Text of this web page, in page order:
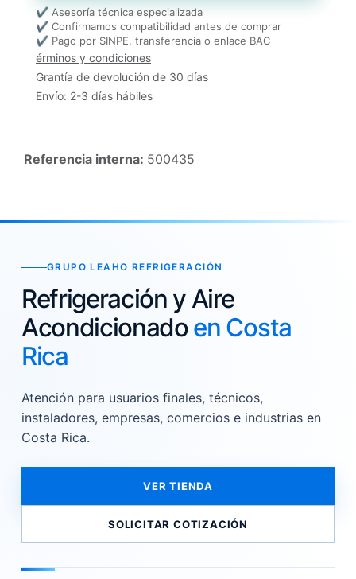
✔ Asesoría técnica especializada
✔ Confirmamos compatibilidad antes de comprar
✔ Pago por SINPE, transferencia o enlace BAC
érminos y condiciones
Grantía de devolución de 30 días
Envío: 2-3 días hábiles
Referencia interna: 500435
GRUPO LEAHO REFRIGERACIÓN
Refrigeración y Aire
Acondicionadoen Costa
Rica
Atención para usuarios finales, técnicos,
instaladores, empresas, comercios e industrias en
Costa Rica.
VER TIENDA
SOLICITAR COTIZACIÓN